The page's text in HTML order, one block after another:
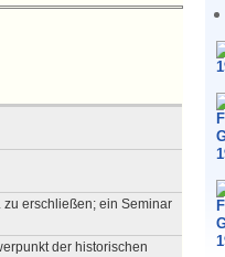
erschließen; ein Seminar
der historischen